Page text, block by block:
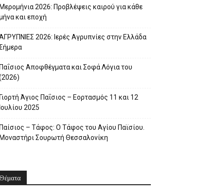
Μερομήνια 2026: Προβλέψεις καιρού για κάθε
και εποχή
2026: Ιερές Αγρυπνίες στην Ελλάδα
Παΐσιος Αποφθέγματα και Σοφά Λόγια του
Γιορτή Άγιος Παΐσιος – Εορτασμός 11 και 12
Ιουλίου 2025
Παίσιος – Τάφος: Ο Τάφος του Αγίου Παϊσίου.
Μοναστήρι Σουρωτή Θεσσαλονίκη